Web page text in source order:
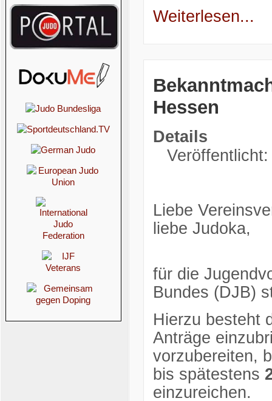
Weiterlesen...
Hessen
Details
Liebe
liebe Judoka,
für die
Bundes (DJB)
Hierzu besteht
Anträge
vorzubereiten,
bis spätestens
einzureichen.